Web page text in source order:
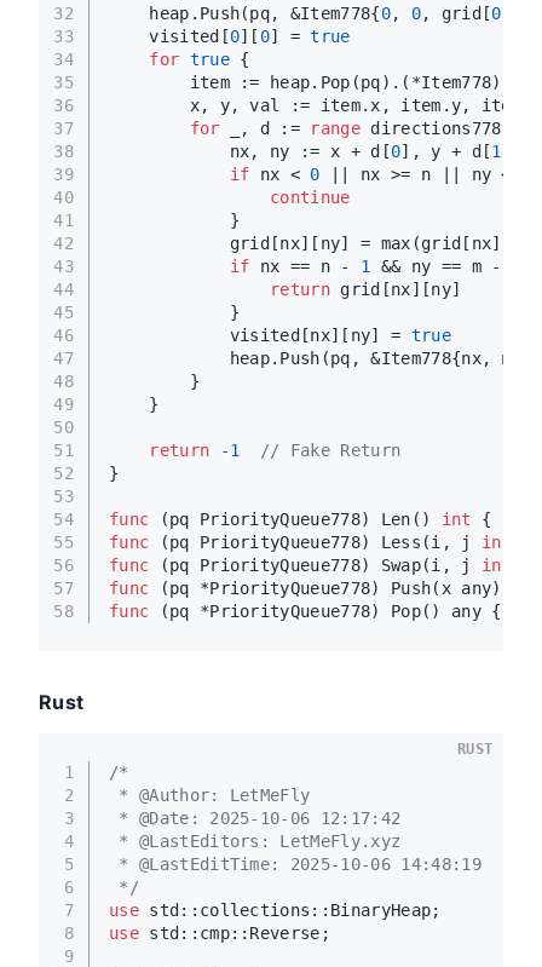
32
33
34
35
36
37
38
39
40
41
42
43
44
45
46
47
48
49
50
51
52
53
54
55
56
57
58
    heap.Push(pq, &Item778{
0, 0, grid[0
    visited[
0][ 0] = true
for true {
        item := heap.Pop(pq).(*Item778)
x, y, val := item.x, item.y,
for _, d := range directions778 {
            nx, ny := x + d[
0], y + d[1
if nx < 0 || nx >= n || ny <
continue
            }
grid[nx][ny] =
if nx == n - 1 && ny == m -
return grid[nx][ny]
            }
            visited[nx][ny] =
true
heap.Push(pq, &Item778{nx, ny,
        }
    }
return -1
// Fake Return
}
func (pq PriorityQueue778) Len() int {
func
(pq PriorityQueue778) Less(i, j int
func
(pq PriorityQueue778) Swap(i, j int
func
(pq *PriorityQueue778)
Push(x any) {
func
(pq *PriorityQueue778) Pop() any { n
Rust
1
2
3
4
5
6
7
8
9
/*
* @Author: LetMeFly
* @Date: 2025-10-06 12:17:42
* @LastEditors: LetMeFly.xyz
* @LastEditTime: 2025-10-06 14:48:19
*/
use std::collections::BinaryHeap;
use std::cmp::Reverse;
RUST